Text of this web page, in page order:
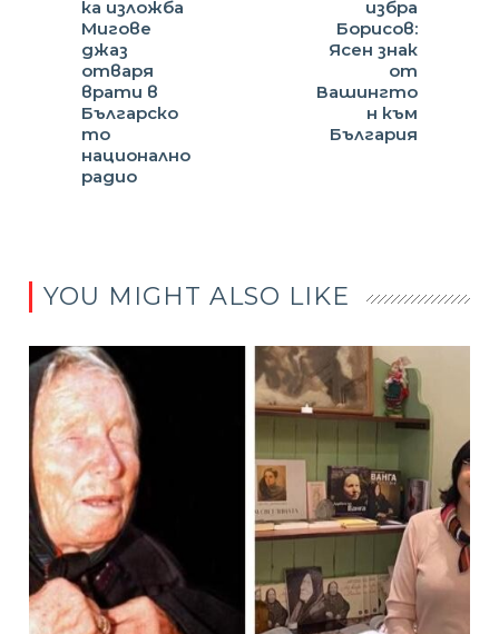
ка изложба
Мигове
джаз
отваря
врати в
Българско
то
национално
радио
избра
Борисов:
Ясен знак
от
Вашингто
н към
България
YOU MIGHT ALSO LIKE